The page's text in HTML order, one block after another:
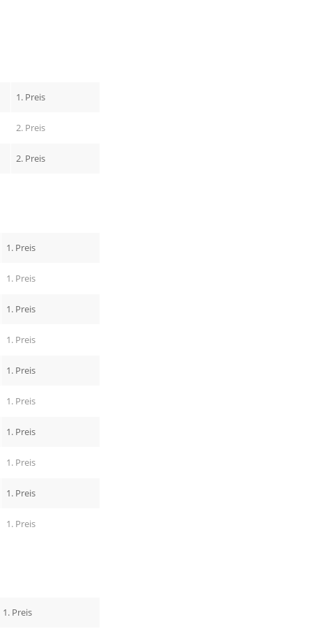
1. Preis
2. Preis
2. Preis
1. Preis
1. Preis
1. Preis
1. Preis
1. Preis
1. Preis
1. Preis
1. Preis
1. Preis
1. Preis
1. Preis